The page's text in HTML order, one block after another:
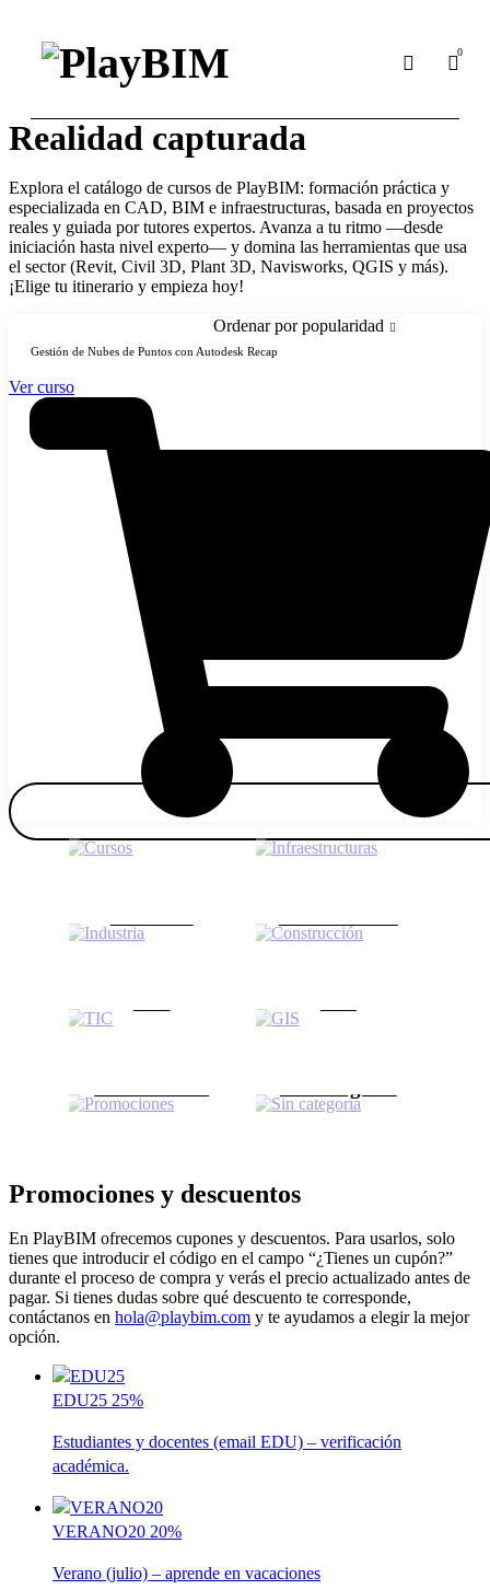
0
Realidad capturada
Explora el catálogo de cursos de PlayBIM: formación práctica y
especializada en CAD, BIM e infraestructuras, basada en proyectos
reales y guiada por tutores expertos. Avanza a tu ritmo —desde
iniciación hasta nivel experto— y domina las herramientas que usa
el sector (Revit, Civil 3D, Plant 3D, Navisworks, QGIS y más).
¡Elige tu itinerario y empieza hoy!
Ordenar por popularidad
Gestión de Nubes de Puntos con Autodesk Recap
Ver curso
Promociones y descuentos
En PlayBIM ofrecemos cupones y descuentos. Para usarlos, solo
tienes que introducir el código en el campo “¿Tienes un cupón?”
durante el proceso de compra y verás el precio actualizado antes de
pagar. Si tienes dudas sobre qué descuento te corresponde,
contáctanos en hola@playbim.com y te ayudamos a elegir la mejor
opción.
EDU25 25%
Estudiantes y docentes (email EDU) – verificación
académica.
VERANO20 20%
Verano (julio) – aprende en vacaciones